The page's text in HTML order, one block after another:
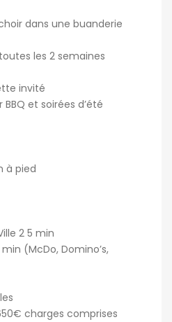
dans une buanderie
les 2 semaines
invité
et soirées d’été
à pied
2 5 min
(McDo, Domino’s,
charges comprises